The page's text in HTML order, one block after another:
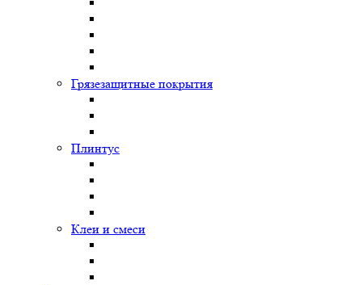
Грязезащитные покрытия
Плинтус
Клеи и смеси